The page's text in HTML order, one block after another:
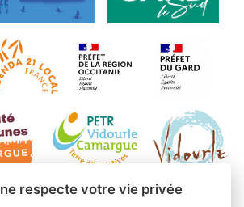
respecte votre vie privée